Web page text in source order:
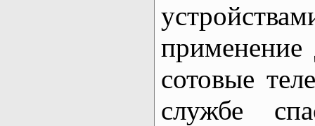
сотовые
службе